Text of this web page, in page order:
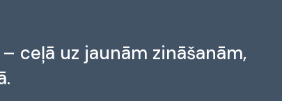
ceļā uz jaunām zināšanām,